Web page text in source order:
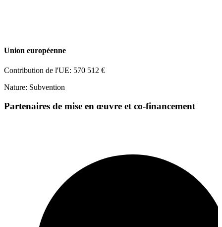
Union européenne
Contribution de l'UE: 570 512 €
Nature: Subvention
Partenaires de mise en œuvre et co-financement